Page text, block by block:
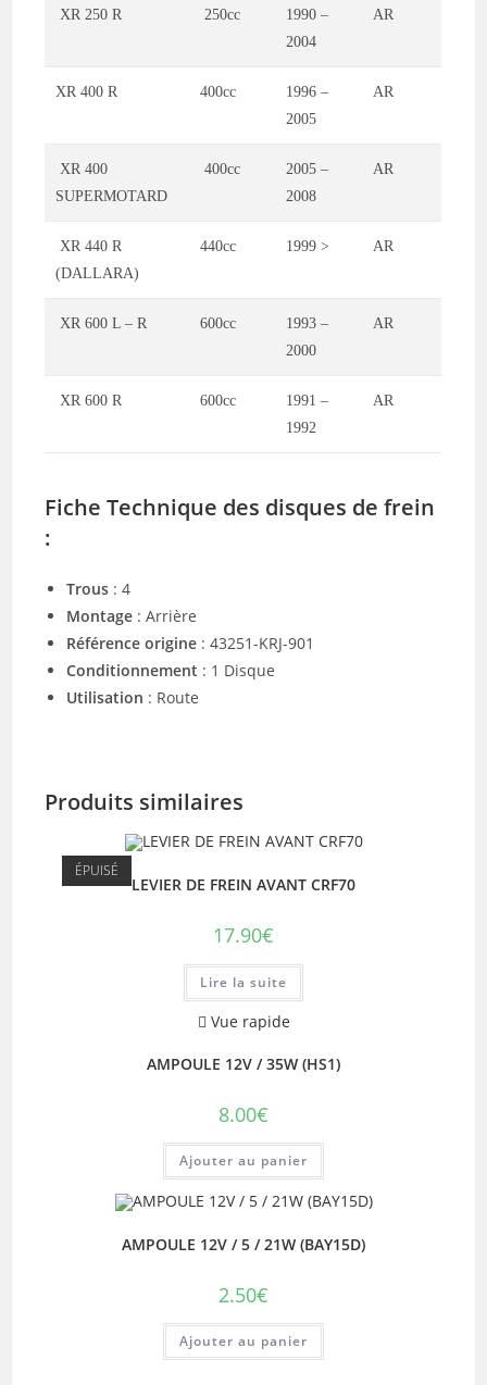
XR 250 R 250cc
1990 –
2004
AR
XR 400 R 400cc
1996 –
2005
AR
XR 400
SUPERMOTARD
400cc
2005 –
2008
AR
XR 440 R
(DALLARA)
440cc 1999 > AR
XR 600 L – R 600cc
1993 –
2000
AR
XR 600 R 600cc
1991 –
1992
AR
Fiche Technique des disques de frein
:
Trous : 4
Montage : Arrière
Référence origine : 43251-KRJ-901
Conditionnement : 1 Disque
Utilisation : Route
Produits similaires
ÉPUISÉ
LEVIER DE FREIN AVANT CRF70
17.90€
Lire la suite
Vue rapide
AMPOULE 12V / 35W (HS1)
8.00€
Ajouter au panier
AMPOULE 12V / 5 / 21W (BAY15D)
2.50€
Ajouter au panier